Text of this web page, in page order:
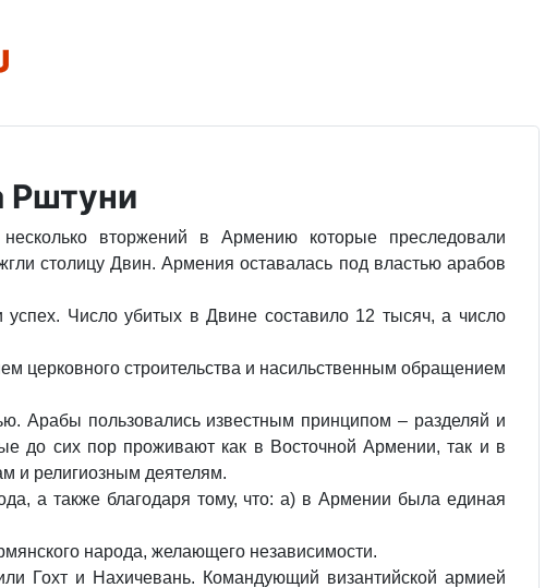
Рштуни
вторжений в Армению которые преследовали
столицу Двин. Армения оставалась под властью арабов
Число убитых в Двине составило 12 тысяч, а число
церковного строительства и насильственным обращением
Арабы пользовались известным принципом – разделяй и
до сих пор проживают как в Восточной Армении, так и в
и религиозным деятелям.
а также благодаря тому, что: а) в Армении была единая
народа, желающего независимости.
Гохт и Нахичевань. Командующий византийской армией